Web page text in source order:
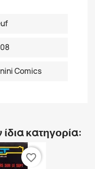
Comics
κατηγορία:
favorite_border